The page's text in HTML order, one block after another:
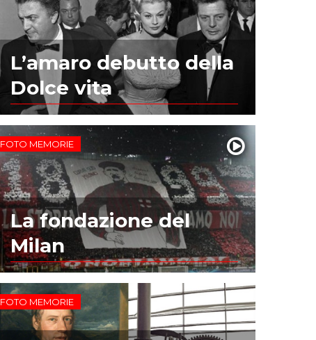
L’amaro debutto della
Dolce vita
FOTO MEMORIE
La fondazione del
Milan
FOTO MEMORIE